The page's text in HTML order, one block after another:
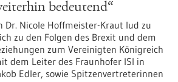
bedeutend“
Nicole Hoffmeister-Kraut lud zu
zu den Folgen des Brexit und dem
zum Vereinigten Königreich
dem Leiter des Fraunhofer ISI in
Edler, sowie Spitzenvertreterinnen